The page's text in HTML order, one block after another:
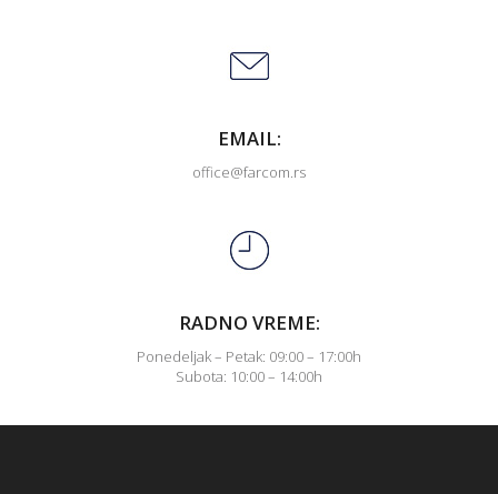
EMAIL:
office@farcom.rs
RADNO VREME:
Ponedeljak – Petak: 09:00 – 17:00h
Subota: 10:00 – 14:00h